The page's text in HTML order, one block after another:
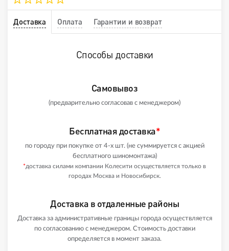
Доставка Оплата Гарантии и возврат
Способы доставки
Самовывоз
(предварительно согласовав с менеджером)
Бесплатная доставка*
по городу при покупке от 4-х шт. (не суммируется с акцией
бесплатного шиномонтажа)
*доставка силами компании Колесити осуществляется только в
городах Москва и Новосибирск.
Доставка в отдаленные районы
Доставка за административные границы города осуществляется
по согласованию с менеджером. Стоимость доставки
определяется в момент заказа.